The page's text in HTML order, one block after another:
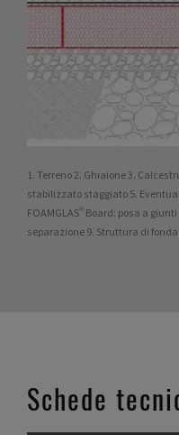
1. Terreno 2. Ghiaione 3.
stabilizzato staggiato 5.
FOAMGLAS® Board: posa a
separazione 9. Struttura di
Schede